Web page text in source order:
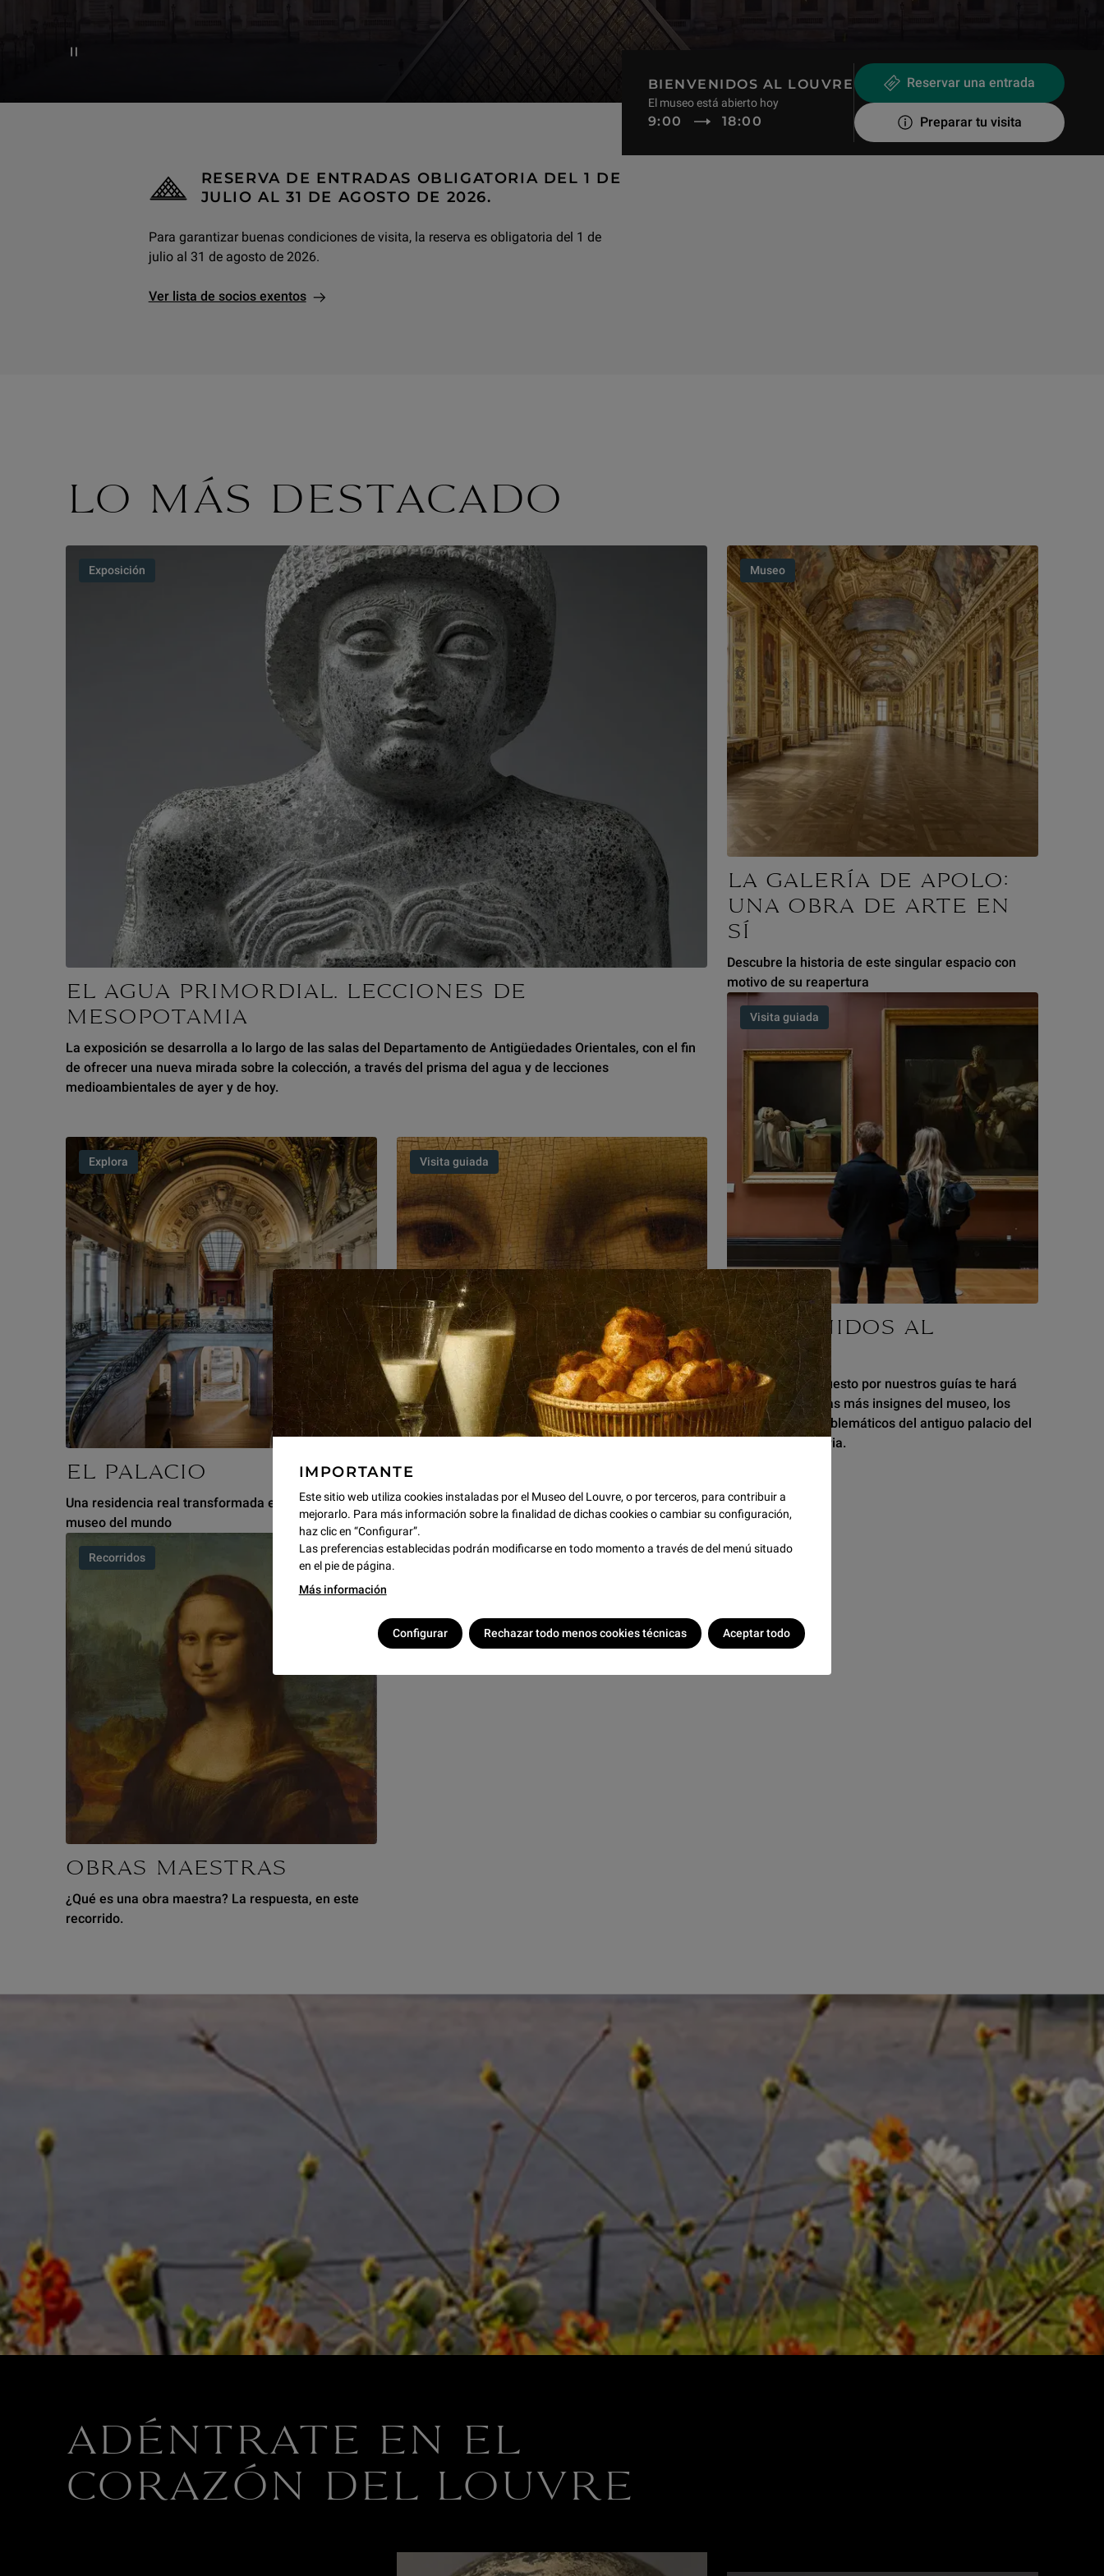
IMPORTANTE
Este sitio web utiliza cookies instaladas por el Museo del Louvre, o por terceros, para contribuir a
mejorarlo. Para más información sobre la finalidad de dichas cookies o cambiar su configuración,
haz clic en “Configurar”.
Las preferencias establecidas podrán modificarse en todo momento a través de del menú situado
en el pie de página.
Más información
Configurar Rechazar todo menos cookies técnicas Aceptar todo
BIENVENIDOS AL LOUVRE
El museo está abierto hoy
9:00
À
18:00
Reservar una entrada
Preparar tu visita
Pause decorative video
RESERVA DE ENTRADAS OBLIGATORIA DEL 1 DE
JULIO AL 31 DE AGOSTO DE 2026.
Para garantizar buenas condiciones de visita, la reserva es obligatoria del 1 de
julio al 31 de agosto de 2026.
Ver lista de socios exentos
LO MÁS DESTACADO
EL AGUA PRIMORDIAL. LECCIONES DE
MESOPOTAMIA
La exposición se desarrolla a lo largo de las salas del Departamento de Antigüedades Orientales, con el fin
de ofrecer una nueva mirada sobre la colección, a través del prisma del agua y de lecciones
medioambientales de ayer y de hoy.
Exposición
EL PALACIO
Una residencia real transformada en el mayor
museo del mundo
Explora
OBRAS MAESTRAS
¿Qué es una obra maestra? La respuesta, en este
recorrido.
Recorridos
BIENVENIDOS AL
LOUVRE
El recorrido propuesto por nuestros guías te hará
descubrir las obras más insignes del museo (La
Visita guiada
LA GALERÍA DE APOLO:
UNA OBRA DE ARTE EN
SÍ
Descubre la historia de este singular espacio con
motivo de su reapertura
Museo
BIENVENIDOS AL
LOUVRE
El recorrido propuesto por nuestros guías te hará
descubrir las obras más insignes del museo, los
espacios más emblemáticos del antiguo palacio del
Louvre y su historia.
Visita guiada
ADÉNTRATE EN EL
CORAZÓN DEL LOUVRE